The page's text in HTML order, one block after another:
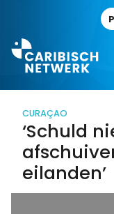
CURAÇAO
‘Schuld
eilanden’